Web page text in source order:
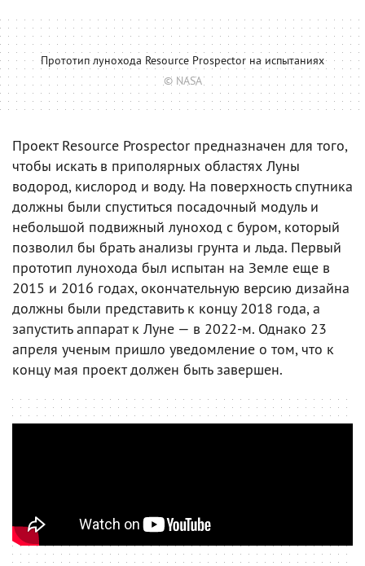
Прототип лунохода Resource Prospector на испытаниях
© NASA
Проект Resource Prospector предназначен для того,
чтобы искать в приполярных областях Луны
водород, кислород и воду. На поверхность спутника
должны были спуститься посадочный модуль и
небольшой подвижный луноход с буром, который
позволил бы брать анализы грунта и льда. Первый
прототип лунохода был испытан на Земле еще в
2015 и 2016 годах, окончательную версию дизайна
должны были представить к концу 2018 года, а
запустить аппарат к Луне — в 2022-м. Однако 23
апреля ученым пришло уведомление о том, что к
концу мая проект должен быть завершен.